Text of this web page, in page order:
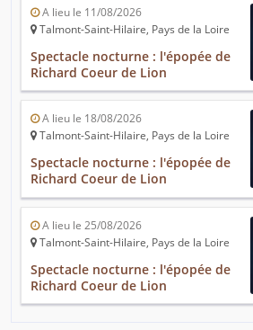
A lieu le 11/08/2026
Talmont-Saint-Hilaire, Pays de la Loire
Spectacle nocturne : l'épopée de
Richard Coeur de Lion
A lieu le 18/08/2026
Talmont-Saint-Hilaire, Pays de la Loire
Spectacle nocturne : l'épopée de
Richard Coeur de Lion
A lieu le 25/08/2026
Talmont-Saint-Hilaire, Pays de la Loire
Spectacle nocturne : l'épopée de
Richard Coeur de Lion